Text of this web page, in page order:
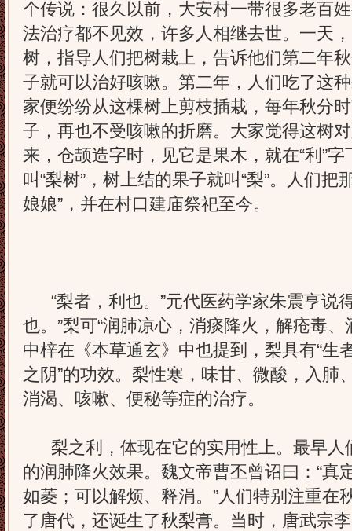
个传说：很久以前，大安村一带很多老百
法治疗都不见效，许多人相继去世。一天
树，指导人们把树栽上，告诉他们第二年
子就可以治好咳嗽。第二年，人们吃了这
家便纷纷从这棵树上剪枝插栽，每年秋分
子，再也不受咳嗽的折磨。大家觉得这树
来，仓颉造字时，见它是果木，就在“利”字
叫“梨树”，树上结的果子就叫“梨”。人们把
娘娘”，并在村口建庙祭祀至今。
“梨者，利也。”元代医药学家朱震亨说
也。”梨可“润肺凉心，消痰降火，解疮毒
中梓在《本草通玄》中也提到，梨具有“生
之阴”的功效。梨性寒，味甘、微酸，入肺
消渴、咳嗽、便秘等症的治疗。
梨之利，体现在它的实用性上。最早人
的润肺降火效果。魏文帝曹丕曾诏曰：“真
如菱；可以解烦、释涓。”人们特别注重在
了唐代，还诞生了秋梨膏。当时，唐武宗